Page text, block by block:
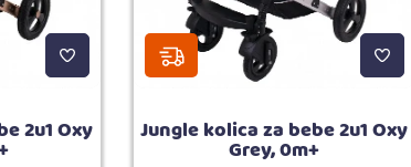
2u1 Oxy Jungle kolica za bebe 2u1 Oxy
Grey, 0m+